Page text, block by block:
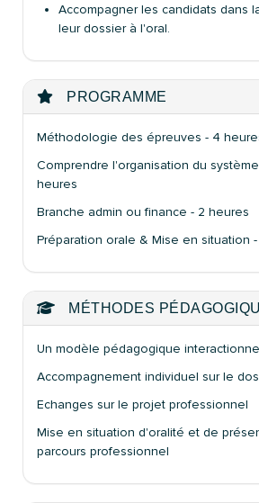
Accompagner les candidats dans
leur dossier à l'oral.
PROGRAMME
Méthodologie des épreuves - 4
Comprendre l'organisation du
heures
Branche admin ou finance - 2 heures
Préparation orale & Mise en situation
MÉTHODES
Un modèle pédagogique
Accompagnement individuel sur le
Echanges sur le projet professionnel
Mise en situation d'oralité et de
parcours professionnel